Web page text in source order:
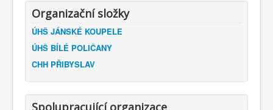
Organizační složky
ÚHŠ JÁNSKÉ KOUPELE
ÚHŠ BÍLÉ POLIČANY
CHH PŘIBYSLAV
Spolupracující organizace